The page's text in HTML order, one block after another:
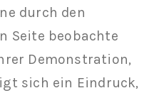
durch den
Seite beobachte
Demonstration,
sich ein Eindruck,